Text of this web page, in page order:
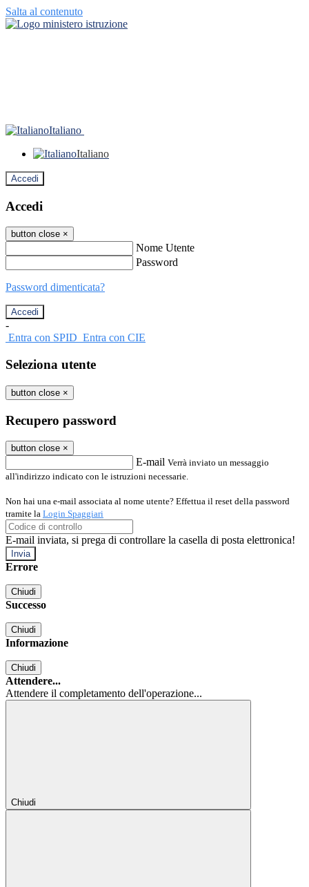
Salta al contenuto
Italiano
Italiano
Accedi
Accedi
button close ×
Nome Utente
Password
Password dimenticata?
-
Entra con SPID Entra con CIE
Seleziona utente
button close ×
Recupero password
button close ×
E-mail Verrà inviato un messaggio
all'indirizzo indicato con le istruzioni necessarie.
Non hai una e-mail associata al nome utente? Effettua il reset della password
tramite la Login Spaggiari
E-mail inviata, si prega di controllare la casella di posta elettronica!
Errore
Chiudi
Successo
Chiudi
Informazione
Chiudi
Attendere...
Attendere il completamento dell'operazione...
Chiudi